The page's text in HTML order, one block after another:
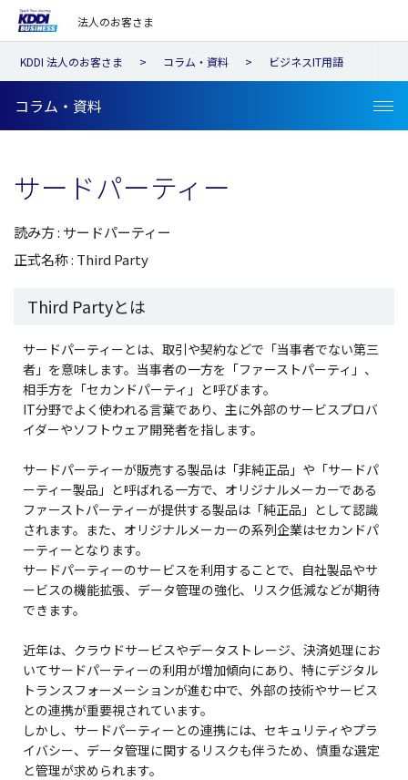
法人のお客さま
KDDI 法人のお客さま コラム・資料 ビジネスIT用語
コラム・資料
サードパーティー
読み方 : サードパーティー
正式名称 : Third Party
Third Partyとは
サードパーティーとは、取引や契約などで「当事者でない第三
者」を意味します。当事者の一方を「ファーストパーティ」、
相手方を「セカンドパーティ」と呼びます。
IT分野でよく使われる言葉であり、主に外部のサービスプロバ
イダーやソフトウェア開発者を指します。
サードパーティーが販売する製品は「非純正品」や「サードパ
ーティー製品」と呼ばれる一方で、オリジナルメーカーである
ファーストパーティーが提供する製品は「純正品」として認識
されます。また、オリジナルメーカーの系列企業はセカンドパ
ーティーとなります。
サードパーティーのサービスを利用することで、自社製品やサ
ービスの機能拡張、データ管理の強化、リスク低減などが期待
できます。
近年は、クラウドサービスやデータストレージ、決済処理にお
いてサードパーティーの利用が増加傾向にあり、特にデジタル
トランスフォーメーションが進む中で、外部の技術やサービス
との連携が重要視されています。
しかし、サードパーティーとの連携には、セキュリティやプラ
イバシー、データ管理に関するリスクも伴うため、慎重な選定
と管理が求められます。